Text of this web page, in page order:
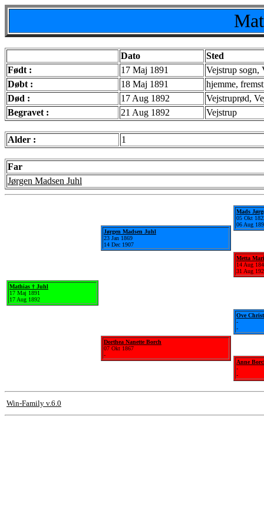
Dato
Sted
Født :
17 Maj 1891
Vejstrup sogn,
Døbt :
18 Maj 1891
hjemme,
Død :
17 Aug 1892
Vejstruprød,
Begravet :
21 Aug 1892 Vejstrup
Alder : 1
Far
Jørgen Madsen Juhl
Mathias † Juhl
17 Maj 1891
17 Aug 1892
Jørgen Madsen Juhl
23 Jan 1869
14 Dec 1907
Dorthea Nanette Borch
07 Okt 1867
-
Mads
05 Okt
06 Aug
Metta
14 Aug
31 Aug
Ove
-
-
Anne
-
-
Win-Family v.6.0